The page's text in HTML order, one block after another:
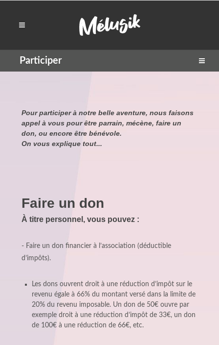
Participer
Pour participer à notre belle aventure, nous faisons
appel à vous pour être parrain, mécène, faire un
don, ou encore être bénévole.
On vous explique tout...
Faire un don
À titre personnel, vous pouvez :
- Faire un don financier à l’association (déductible
d’impôts).
Les dons ouvrent droit à une réduction d’impôt sur le
revenu égale à 66% du montant versé dans la limite de
20% du revenu imposable. Un don de 50€ ouvre par
exemple droit à une réduction d’impôt de 33€, un don
de 100€ à une réduction de 66€, etc.